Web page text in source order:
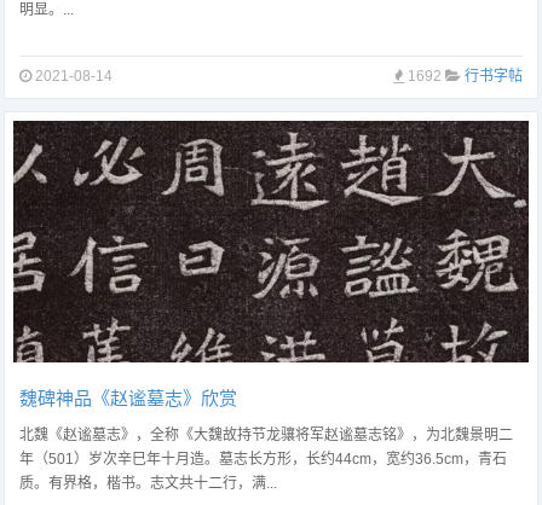
明显。...
2021-08-14 1692 行书字帖
魏碑神品《赵谧墓志》欣赏
北魏《赵谧墓志》，全称《大魏故持节龙骧将军赵谧墓志铭》，为北魏景明二
年（501）岁次辛巳年十月造。墓志长方形，长约44cm，宽约36.5cm，青石
质。有界格，楷书。志文共十二行，满...